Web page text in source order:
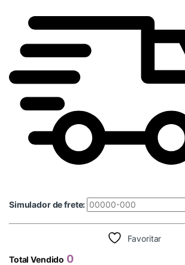
Simulador de frete:
Favoritar
Total Vendido 0